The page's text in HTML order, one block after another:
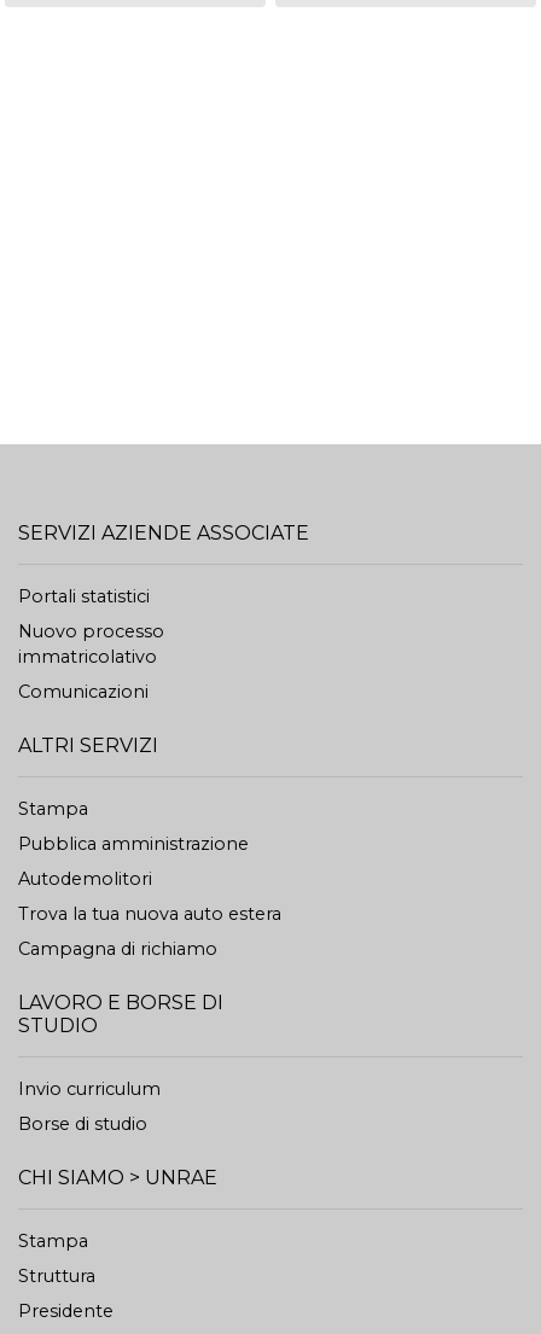
SERVIZI AZIENDE ASSOCIATE
Portali statistici
Nuovo processo
immatricolativo
Comunicazioni
ALTRI SERVIZI
Stampa
Pubblica amministrazione
Autodemolitori
Trova la tua nuova auto estera
Campagna di richiamo
LAVORO E BORSE DI
STUDIO
Invio curriculum
Borse di studio
CHI SIAMO > UNRAE
Stampa
Struttura
Presidente